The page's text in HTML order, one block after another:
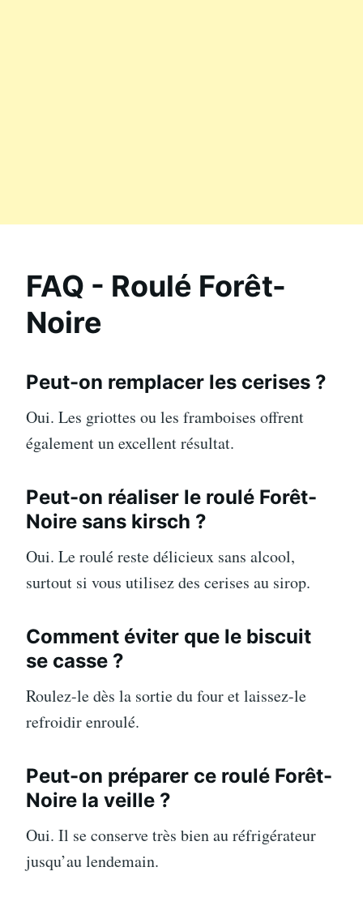
FAQ - Roulé Forêt-
Noire
Peut-on remplacer les cerises ?
Oui. Les griottes ou les framboises offrent
également un excellent résultat.
Peut-on réaliser le roulé Forêt-
Noire sans kirsch ?
Oui. Le roulé reste délicieux sans alcool,
surtout si vous utilisez des cerises au sirop.
Comment éviter que le biscuit
se casse ?
Roulez-le dès la sortie du four et laissez-le
refroidir enroulé.
Peut-on préparer ce roulé Forêt-
Noire la veille ?
Oui. Il se conserve très bien au réfrigérateur
jusqu’au lendemain.